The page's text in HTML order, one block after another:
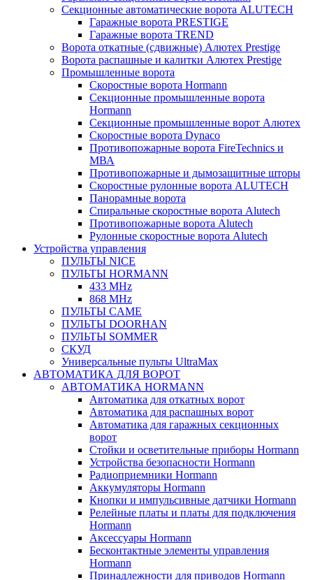
Секционные автоматические ворота ALUTECH
Гаражные ворота PRESTIGE
Гаражные ворота TREND
Ворота откатные (сдвижные) Алютех Prestige
Ворота распашные и калитки Алютех Prestige
Промышленные ворота
Скоростные ворота Hormann
Секционные промышленные ворота
Hormann
Секционные промышленные ворот Алютех
Скоростные ворота Dynaco
Противопожарные ворота FireTechnics и
МВА
Противопожарные и дымозащитные шторы
Скоростные рулонные ворота ALUTECH
Панорамные ворота
Спиральные скоростные ворота Alutech
Противопожарные ворота Alutech
Рулонные скоростные ворота Alutech
Устройства управления
ПУЛЬТЫ NICE
ПУЛЬТЫ HORMANN
433 MHz
868 MHz
ПУЛЬТЫ CAME
ПУЛЬТЫ DOORHAN
ПУЛЬТЫ SOMMER
СКУД
Универсальные пульты UltraMax
АВТОМАТИКА ДЛЯ ВОРОТ
АВТОМАТИКА HORMANN
Автоматика для откатных ворот
Автоматика для распашных ворот
Автоматика для гаражных секционных
ворот
Стойки и осветительные приборы Hormann
Устройства безопасности Hormann
Радиоприемники Hormann
Аккумуляторы Hormann
Кнопки и импульсивные датчики Hormann
Релейные платы и платы для подключения
Hormann
Аксессуары Hormann
Бесконтактные элементы управления
Hormann
Принадлежности для приводов Hormann